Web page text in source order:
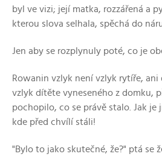
byl ve vizi; její matka, rozzářená a
kterou slova selhala, spěchá do
Jen aby se rozplynuly poté, co je
Rowanin vzlyk není vzlyk rytíře,
vzlyk dítěte vyneseného z domku,
pochopilo, co se právě stalo. Jak je
kde před chvílí stáli!
"Bylo to jako skutečné, že?" ptá se